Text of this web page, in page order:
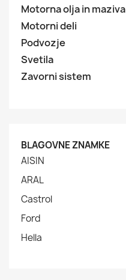
Motorna olja in maziva
Motorni deli
Podvozje
Svetila
Zavorni sistem
BLAGOVNE ZNAMKE
AISIN
ARAL
Castrol
Ford
Hella